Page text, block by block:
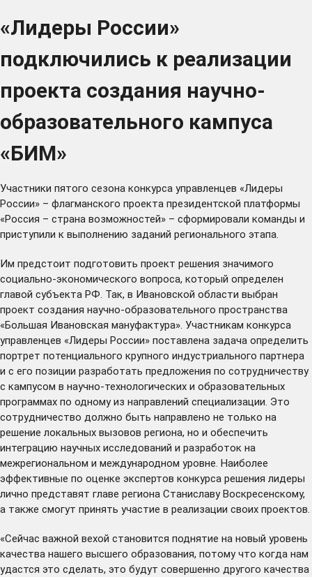
«Лидеры России»
подключились к реализации
проекта создания научно-
образовательного кампуса
«БИМ»
Участники пятого сезона конкурса управленцев «Лидеры
России» – флагманского проекта президентской платформы
«Россия – страна возможностей» – сформировали команды и
приступили к выполнению заданий регионального этапа.
Им предстоит подготовить проект решения значимого
социально-экономического вопроса, который определен
главой субъекта РФ. Так, в Ивановской области выбран
проект создания научно-образовательного пространства
«Большая Ивановская мануфактура». Участникам конкурса
управленцев «Лидеры России» поставлена задача определить
портрет потенциального крупного индустриального партнера
и с его позиции разработать предложения по сотрудничеству
с кампусом в научно-технологических и образовательных
программах по одному из направлений специализации. Это
сотрудничество должно быть направлено не только на
решение локальных вызовов региона, но и обеспечить
интеграцию научных исследований и разработок на
межрегиональном и международном уровне. Наиболее
эффективные по оценке экспертов конкурса решения лидеры
лично представят главе региона Станиславу Воскресенскому,
а также смогут принять участие в реализации своих проектов.
«Сейчас важной вехой становится поднятие на новый уровень
качества нашего высшего образования, потому что когда нам
удастся это сделать, это будут совершенно другого качества